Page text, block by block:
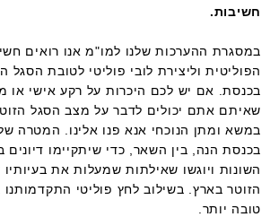
חשיבות.
במסגרת ההערכות שלנו למו"מ אנו רואים
הפוליטית וליצירת לובי פוליטי לטובת הסגל
בכנסת. אם יש לכם היכרות על רקע אישי או
שאיתם אתם יכולים לדבר על מצב הסגל
במשא ומתן הנוכחי אנא פנו אלינו. המטרה של
בכנסת הנה, בין השאר, כדי שיתקיימו דיונים
השונות ויוגשו שאילתות שמעלות את
הזוטר בארץ. בשילוב לחץ פוליטי
טובה יותר.